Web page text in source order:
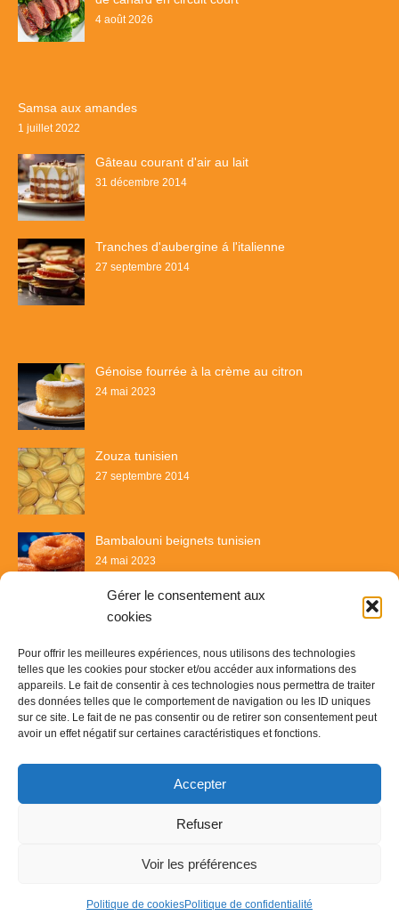
Gérer le consentement aux
cookies
Pour offrir les meilleures expériences, nous utilisons des technologies
telles que les cookies pour stocker et/ou accéder aux informations des
appareils. Le fait de consentir à ces technologies nous permettra de traiter
des données telles que le comportement de navigation ou les ID uniques
sur ce site. Le fait de ne pas consentir ou de retirer son consentement peut
avoir un effet négatif sur certaines caractéristiques et fonctions.
Accepter
Refuser
Voir les préférences
Politique de cookiesPolitique de confidentialité
4 août 2026
Samsa aux amandes
1 juillet 2022
Gâteau courant d'air au lait
31 décembre 2014
Tranches d'aubergine á l'italienne
27 septembre 2014
Génoise fourrée à la crème au citron
24 mai 2023
Zouza tunisien
27 septembre 2014
Bambalouni beignets tunisien
24 mai 2023
Recette & Délices
Recette & Délice